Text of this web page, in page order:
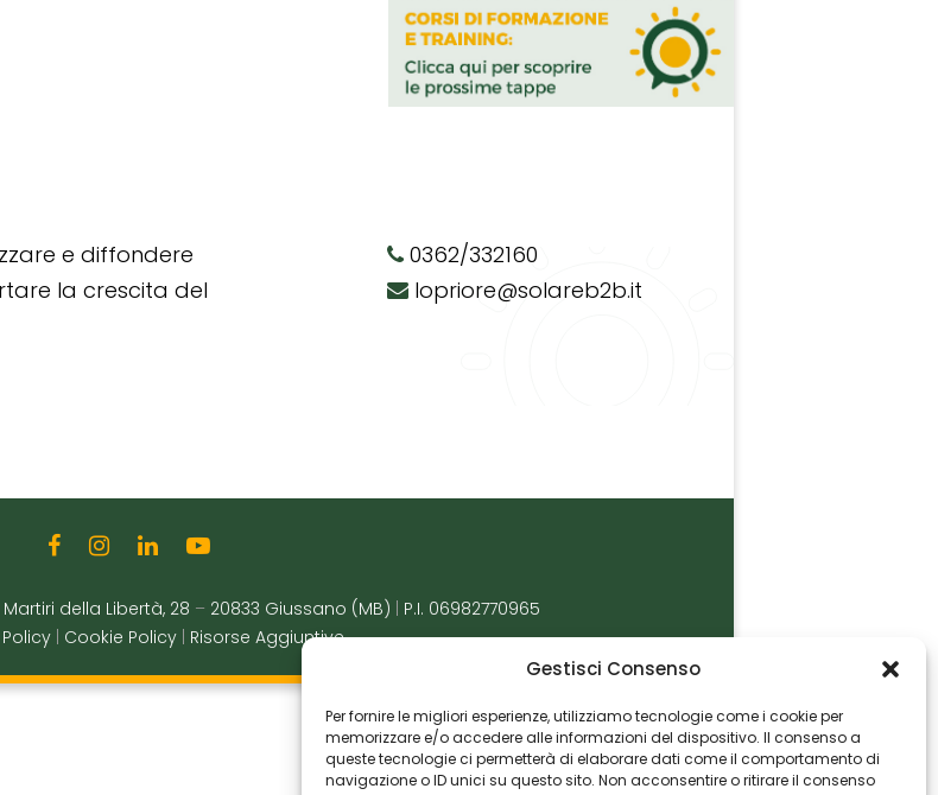
Gestisci Consenso
Per fornire le migliori esperienze, utilizziamo tecnologie come i cookie per
memorizzare e/o accedere alle informazioni del dispositivo. Il consenso a
queste tecnologie ci permetterà di elaborare dati come il comportamento di
navigazione o ID unici su questo sito. Non acconsentire o ritirare il consenso
e diffondere
la crescita del
0362/332160
lopriore@solareb2b.it
della Libertà, 28 – 20833 Giussano (MB)
P.I. 06982770965
Cookie Policy Risorse Aggiuntive